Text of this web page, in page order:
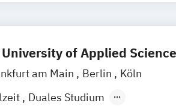
of Applied
am Main Berlin
Köln
Duales Studium